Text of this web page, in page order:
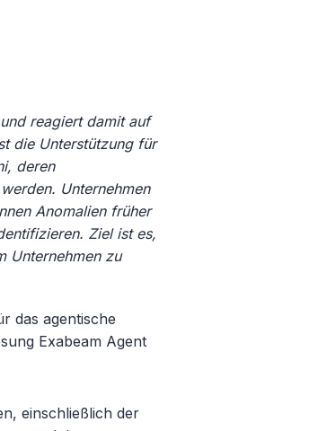
reagiert damit auf
die Unterstützung für
deren
Unternehmen
Anomalien früher
Ziel ist es,
Unternehmen zu
das agentische
Exabeam Agent
einschließlich der